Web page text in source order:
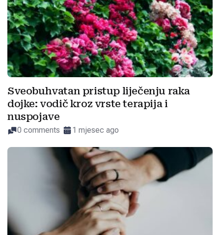
Sveobuhvatan pristup liječenju raka
dojke: vodič kroz vrste terapija i
nuspojave
0 comments 1 mjesec ago